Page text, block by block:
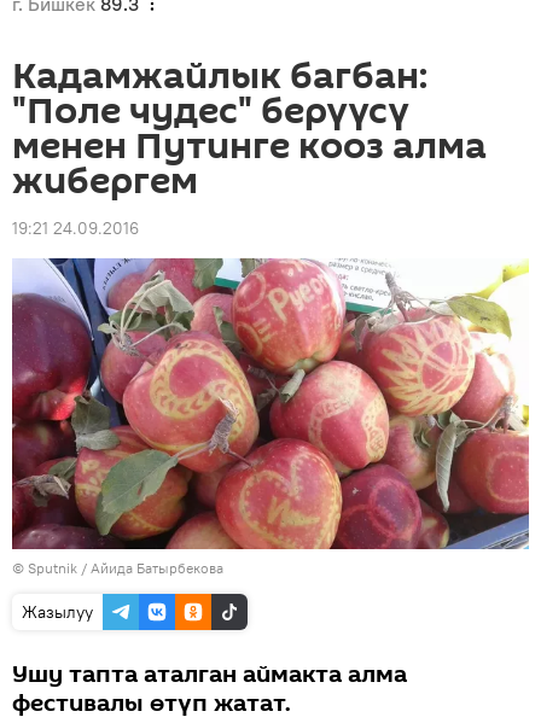
Кадамжайлык багбан:
"Поле чудес" берүүсү
менен Путинге кооз алма
жибергем
19:21 24.09.2016
© Sputnik / Айида Батырбекова
Жазылуу
Ушу тапта аталган аймакта алма
фестивалы өтүп жатат.